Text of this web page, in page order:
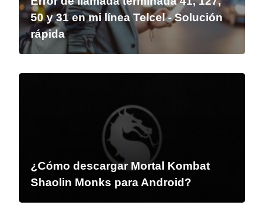
50 y 31 en mi línea Telcel - Solución
rápida
¿Cómo descargar Mortal Kombat
Shaolin Monks para Android?